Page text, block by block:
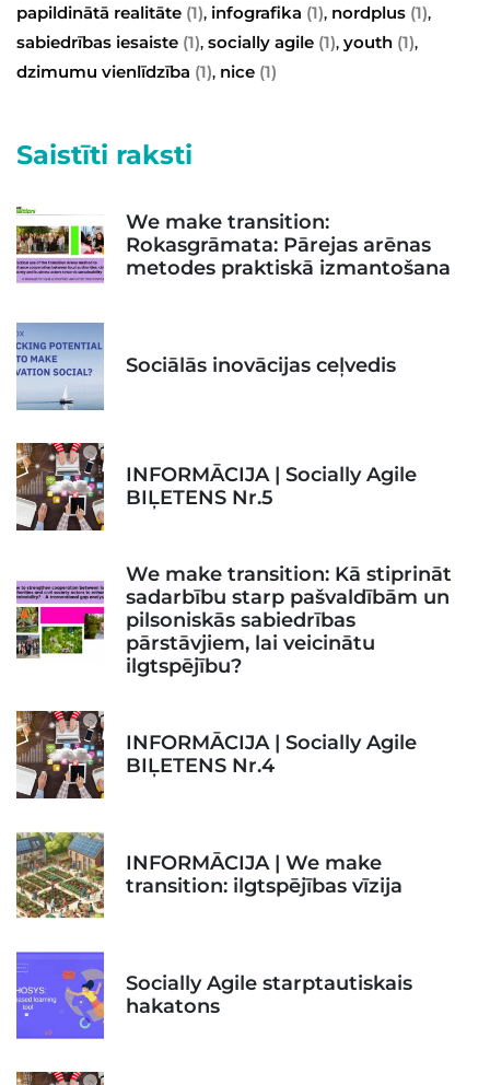
papildinātā realitāte (1), infografika (1), nordplus (1),
sabiedrības iesaiste (1), socially agile (1), youth (1),
dzimumu vienlīdzība (1), nice (1)
Saistīti raksti
We make transition:
Rokasgrāmata: Pārejas arēnas
metodes praktiskā izmantošana
Sociālās inovācijas ceļvedis
INFORMĀCIJA | Socially Agile
BIĻETENS Nr.5
We make transition: Kā stiprināt
sadarbību starp pašvaldībām un
pilsoniskās sabiedrības
pārstāvjiem, lai veicinātu
ilgtspējību?
INFORMĀCIJA | Socially Agile
BIĻETENS Nr.4
INFORMĀCIJA | We make
transition: ilgtspējības vīzija
Socially Agile starptautiskais
hakatons